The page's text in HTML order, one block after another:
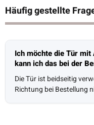
Häufig gestellte
Ich möchte die Tür
kann ich das bei der
Die Tür ist beidseitig
Richtung bei Bestellung